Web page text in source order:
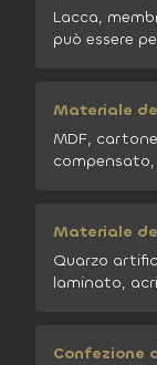
Lacca,
può essere
Materiale
MDF,
Materiale
Quarzo
laminato,
Confezione